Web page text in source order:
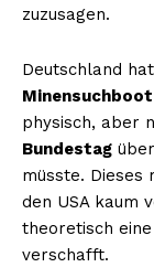
zuzusagen.
Deutschland
Minensuchboot
physisch, aber
Bundestag
müsste. Dieses
den USA kaum
theoretisch
verschafft.